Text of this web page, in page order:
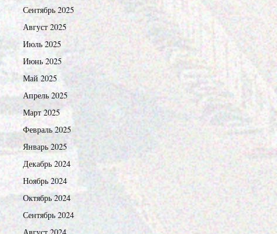
Сентябрь 2025
Август 2025
Июль 2025
Июнь 2025
Май 2025
Апрель 2025
Март 2025
Февраль 2025
Январь 2025
Декабрь 2024
Ноябрь 2024
Октябрь 2024
Сентябрь 2024